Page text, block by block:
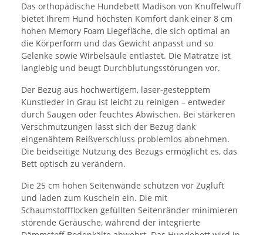
Das orthopädische Hundebett Madison von Knuffelwuff
bietet Ihrem Hund höchsten Komfort dank einer 8 cm
hohen Memory Foam Liegefläche, die sich optimal an
die Körperform und das Gewicht anpasst und so
Gelenke sowie Wirbelsäule entlastet. Die Matratze ist
langlebig und beugt Durchblutungsstörungen vor.
Der Bezug aus hochwertigem, laser-gestepptem
Kunstleder in Grau ist leicht zu reinigen – entweder
durch Saugen oder feuchtes Abwischen. Bei stärkeren
Verschmutzungen lässt sich der Bezug dank
eingenähtem Reißverschluss problemlos abnehmen.
Die beidseitige Nutzung des Bezugs ermöglicht es, das
Bett optisch zu verändern.
Die 25 cm hohen Seitenwände schützen vor Zugluft
und laden zum Kuscheln ein. Die mit
Schaumstoffflocken gefüllten Seitenränder minimieren
störende Geräusche, während der integrierte